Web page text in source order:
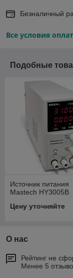
Безналичный
Все условия
Подобные
Источник питания
Mastech HY3005B
Цену уточняйте
О нас
Рейтинг не
Менее 5